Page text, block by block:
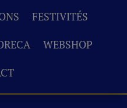
FESTIVITÉS
WEBSHOP